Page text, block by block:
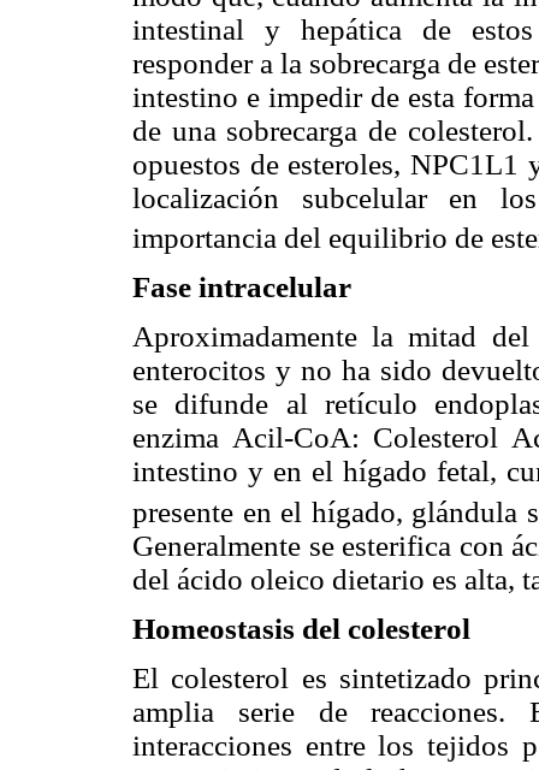
intestinal y hepática de
responder a la sobrecarga de
intestino e impedir de esta
de una sobrecarga de
opuestos de esteroles,
localización subcelular en
importancia del equilibrio de
Fase intracelular
Aproximadamente la mitad
enterocitos y no ha sido
se difunde al retículo
enzima Acil-CoA: Colesterol
intestino y en el hígado fetal,
presente en el hígado, glándula
Generalmente se esterifica con
del ácido oleico dietario es alta,
Homeostasis del colesterol
El colesterol es sintetizado
amplia serie de
interacciones entre los tejidos